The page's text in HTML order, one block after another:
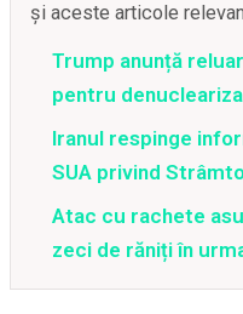
și aceste articole
Trump anunță
pentru
Iranul respinge
SUA privind
Atac cu rachete
zeci de răniți în